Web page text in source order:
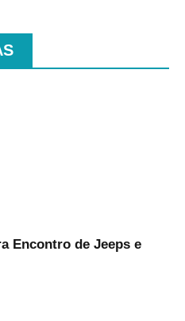
Encontro de Jeeps e